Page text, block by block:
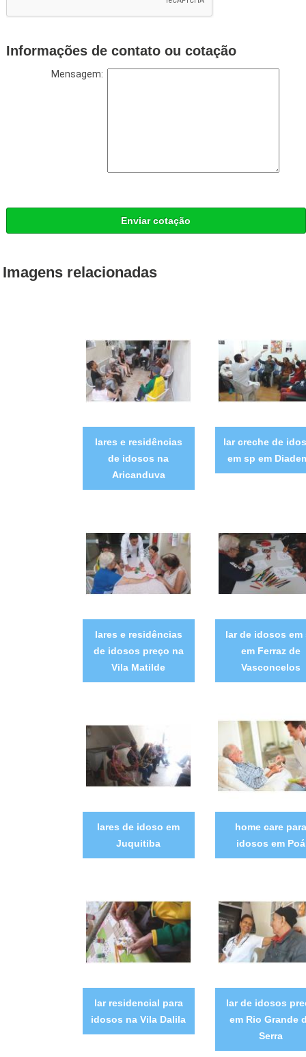
Informações de contato ou cotação
Mensagem:
Enviar cotação
Imagens relacionadas
lares e residências
de idosos na
Aricanduva
lar creche de
em sp em
lares e residências
de idosos preço na
Vila Matilde
lar de idosos em
em Ferraz de
Vasconcelos
lares de idoso em
Juquitiba
home care para
idosos em Poá
lar residencial para
idosos na Vila Dalila
lar de idosos
em Rio Grande
Serra